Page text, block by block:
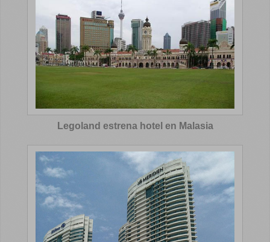
Legoland estrena hotel en Malasia